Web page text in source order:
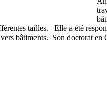
tailles. Elle a été
bâtiments. Son doctorat